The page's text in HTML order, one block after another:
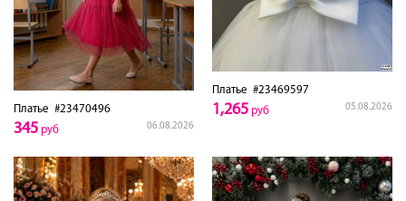
Платье #23470496
06.08.2026
345 руб
Платье #23469597
05.08.2026
1,265 руб